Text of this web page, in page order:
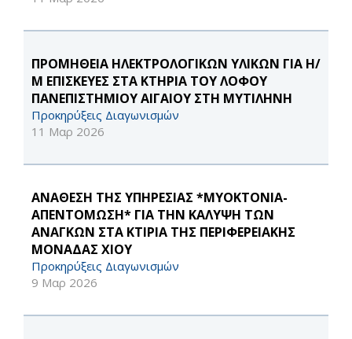
ΠΡΟΜΗΘΕΙΑ ΗΛΕΚΤΡΟΛΟΓΙΚΩΝ ΥΛΙΚΩΝ ΓΙΑ Η/
Μ ΕΠΙΣΚΕΥΕΣ ΣΤΑ ΚΤΗΡΙΑ ΤΟΥ ΛΟΦΟΥ
ΠΑΝΕΠΙΣΤΗΜΙΟΥ ΑΙΓΑΙΟΥ ΣΤΗ ΜΥΤΙΛΗΝΗ
Προκηρύξεις Διαγωνισμών
11 Μαρ 2026
ΑΝΑΘΕΣΗ ΤΗΣ ΥΠΗΡΕΣΙΑΣ *ΜΥΟΚΤΟΝΙΑ-
ΑΠΕΝΤΟΜΩΣΗ* ΓΙΑ ΤΗΝ ΚΑΛΥΨΗ ΤΩΝ
ΑΝΑΓΚΩΝ ΣΤΑ ΚΤΙΡΙΑ ΤΗΣ ΠΕΡΙΦΕΡΕΙΑΚΗΣ
ΜΟΝΑΔΑΣ ΧΙΟΥ
Προκηρύξεις Διαγωνισμών
9 Μαρ 2026